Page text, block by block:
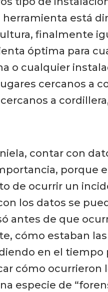
herramienta está
finalmente
óptima para
o cualquier
cercanos a
a
contar con
porque
de ocurrir un
los datos se
antes de que
cómo estaban las
en el tiempo
cómo ocurrieron
especie de